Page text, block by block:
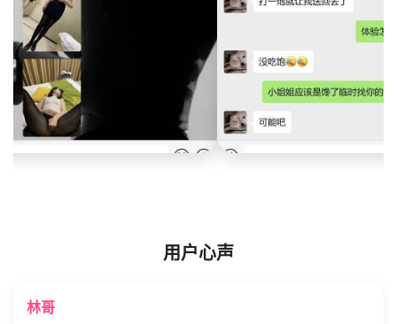
用户心声
林哥